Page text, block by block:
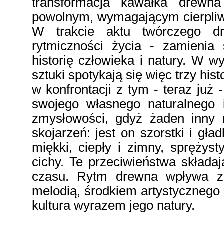
powolnym, wymagającym
W trakcie aktu twórczego
rytmiczności życia - zamienia
historię człowieka i natury. W
sztuki spotykają się więc trzy
w konfrontacji z tym - teraz już
swojego własnego
zmysłowości, gdyż żaden inny
skojarzeń: jest on szorstki i
miękki, ciepły i zimny,
cichy. Te przeciwieństwa
czasu. Rytm drewna wpływa
melodią, środkiem
kultura wyrazem jego natury.